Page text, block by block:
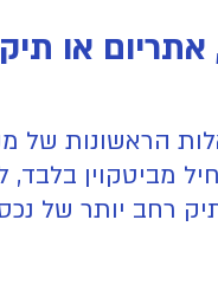
אתריום או
הראשונות של
מביטקוין בלבד,
רחב יותר של